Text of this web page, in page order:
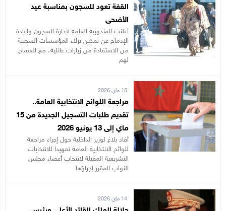
القفة تعود للسجون بمناسبة عيد
الأضحى
أعلنت المندوبية العامة لإدارة السجون وإعادة
الإدماج عن تمكين نزلاء المؤسسات السجنية
من الاستفادة من زيارات عائلية، مع السماح
لهم
15 ماي 2026
مراجعة اللوائح الانتخابية العامة..
تقديم طلبات التسجيل الجديدة من 15
ماي إلى 13 يونيو 2026
أفاد بلاغ لوزير الداخلية حول إجراء مراجعة
للوائح الانتخابية العامة تمهيدا للانتخابات
التشريعية المقبلة لانتخاب أعضاء مجلس
النواب المقرر إجراؤها
14 ماي 2026